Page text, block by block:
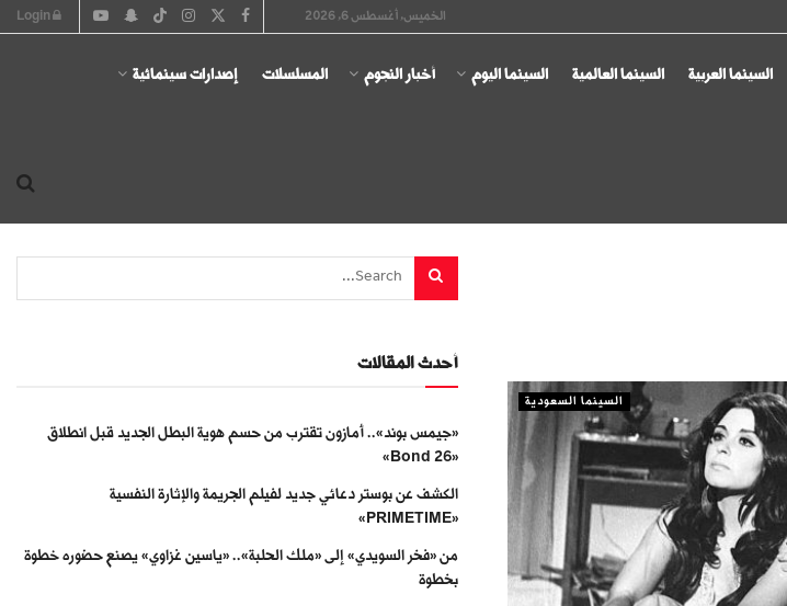
الخميس, أغسطس 6, 2026
السينما العربية السينما العالمية السينما اليوم أخبار النجوم المسلسلات إصدارات سينمائية
السينما السعودية
أحدث المقالات
«جيمس بوند».. أمازون تقترب من حسم هوية البطل الجديد قبل انطلاق
«Bond 26»
الكشف عن بوستر دعائي جديد لفيلم الجريمة والإثارة النفسية
«PRIMETIME»
من «فخر السويدي» إلى «ملك الحلبة».. «ياسين غزاوي» يصنع حضوره خطوة
بخطوة